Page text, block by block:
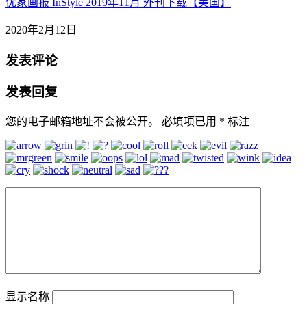
优家画报 InStyle 2019年11月 外刊下载【美国】
2020年2月12日
发表评论
发表回复
您的电子邮箱地址不会被公开。 必填项已用 * 标注
显示名称